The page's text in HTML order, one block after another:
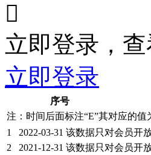

立即登录，
立即登录
序号
注：时间后面标注“E”其对应的值
1
2022-03-31 该数据只对会员开
2
2021-12-31 该数据只对会员开